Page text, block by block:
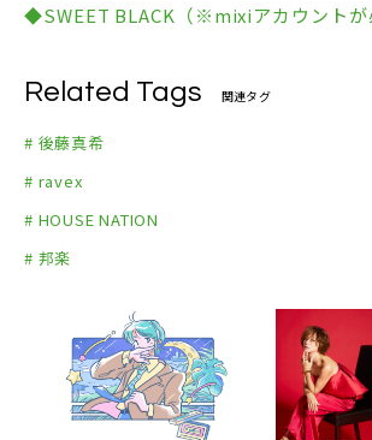
◆SWEET BLACK（※mixiアカウントが
Related Tags 関連タグ
# 後藤真希
# ravex
# HOUSE NATION
# 邦楽